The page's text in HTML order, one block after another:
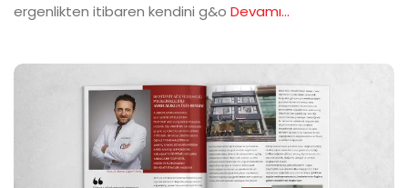
ergenlikten itibaren kendini g&o Devamı...